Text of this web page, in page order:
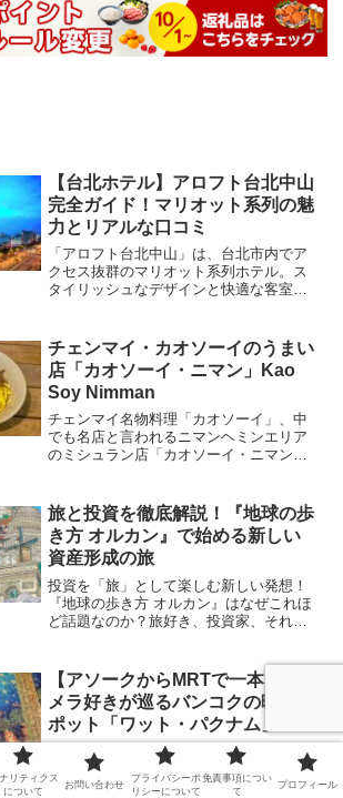
【台北ホテル】アロフト台北中山
完全ガイド！マリオット系列の魅
力とリアルな口コミ
「アロフト台北中山」は、台北市内でア
クセス抜群のマリオット系列ホテル。ス
タイリッシュなデザインと快適な客室が
まで徹底解説します。弾丸旅行や初めて
の台北旅行にも最適！
チェンマイ・カオソーイのうまい
店「カオソーイ・ニマン」Kao
Soy Nimman
チェンマイ名物料理「カオソーイ」、中
でも名店と言われるニマンヘミンエリア
のミシュラン店「カオソーイ・ニマン」
図も入れてありますよ。
旅と投資を徹底解説！『地球の歩
き方 オルカン』で始める新しい
資産形成の旅
投資を「旅」として楽しむ新しい発想！
『地球の歩き方 オルカン』はなぜこれほ
ど話題なのか？旅好き、投資家、それぞ
かもしれません。
【アソークからMRTで一本！】カ
メラ好きが巡るバンコクの映えス
ポット「ワット・パクナム」
バンコクの絶景「ワット・パクナム」に
行きたいカメラ好き必見。タイパ・コス
パに優れた旅行案内。アソークからMRT
リティクス
について
お問い合わせ
プライバシーポ
リシーについて
免責事項につい
て
プロフィール